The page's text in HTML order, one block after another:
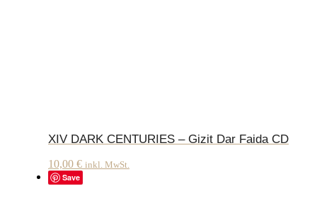
XIV DARK CENTURIES – Gizit Dar Faida CD
10,00 € inkl. MwSt.
Save